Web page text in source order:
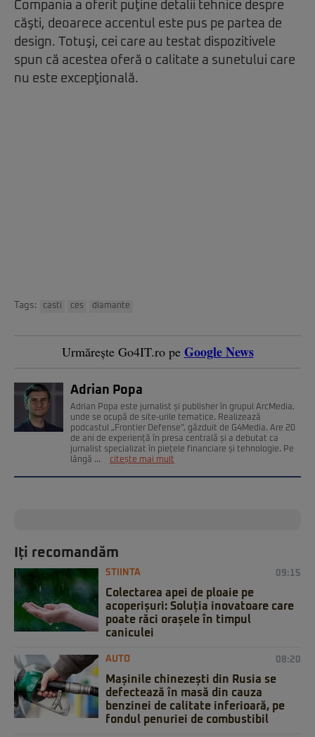
Compania a oferit puţine detalii tehnice despre
căşti, deoarece accentul este pus pe partea de
design. Totuşi, cei care au testat dispozitivele
spun că acestea oferă o calitate a sunetului care
nu este excepţională.
Tags: casti ces diamante
Urmărește Go4IT.ro pe Google News
Adrian Popa
Adrian Popa este jurnalist și publisher în grupul ArcMedia,
unde se ocupă de site-urile tematice. Realizează
podcastul „Frontier Defense”, găzduit de G4Media. Are 20
de ani de experiență în presa centrală și a debutat ca
jurnalist specializat în piețele financiare și tehnologie. Pe
lângă ...
citește mai mult
Iți recomandăm
STIINTA 09:15
Colectarea apei de ploaie pe
acoperișuri: Soluția inovatoare care
poate răci orașele în timpul
caniculei
AUTO 08:20
Mașinile chinezești din Rusia se
defectează în masă din cauza
benzinei de calitate inferioară, pe
fondul penuriei de combustibil